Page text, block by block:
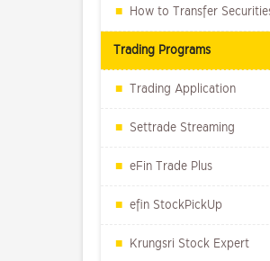
How to Transfer
Trading Programs
Trading Application
Settrade Streaming
eFin Trade Plus
efin StockPickUp
Krungsri Stock Expert